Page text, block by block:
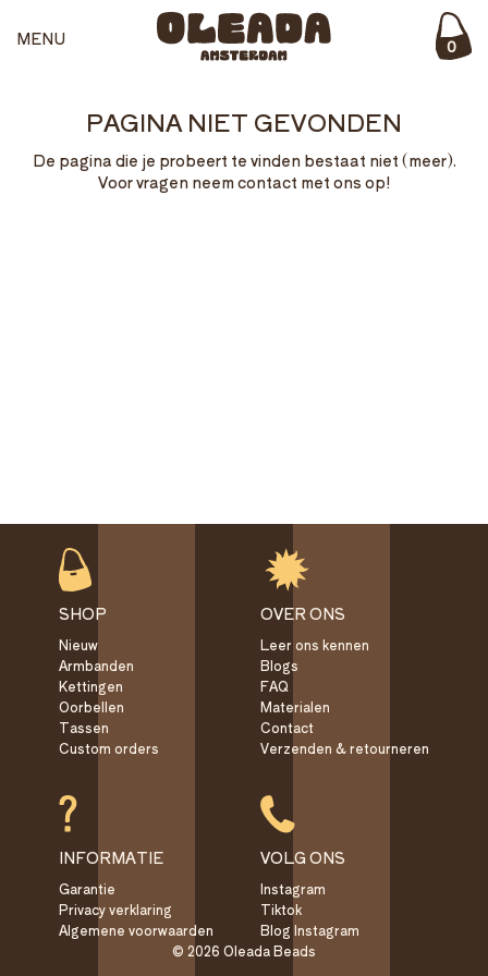
MENU 0
PAGINA NIET GEVONDEN
De pagina die je probeert te vinden bestaat niet (meer).
Voor vragen neem contact met ons op!
SHOP
Nieuw
Armbanden
Kettingen
Oorbellen
Tassen
Custom orders
OVER ONS
Leer ons kennen
Blogs
FAQ
Materialen
Contact
Verzenden & retourneren
INFORMATIE
Garantie
Privacy verklaring
Algemene voorwaarden
VOLG ONS
Instagram
Tiktok
Blog Instagram
© 2026 Oleada Beads